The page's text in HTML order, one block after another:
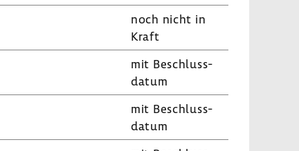
noch nicht in
Kraft
mit Beschluss­
datum
mit Beschluss­
datum